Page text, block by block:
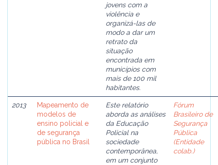
jovens com a
violência e
organizá-las de
modo a dar um
retrato da
situação
encontrada em
municípios com
mais de 100 mil
habitantes.
2013
Mapeamento de
modelos de
ensino policial e
de segurança
pública no Brasil
Este relatório
aborda as análises
da Educação
Policial na
sociedade
contemporânea,
em um conjunto
Fórum
Brasileiro de
Segurança
Pública
(Entidade
colab.)